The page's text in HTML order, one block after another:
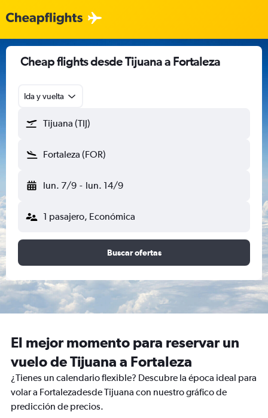
Cheap flights desde Tijuana a Fortaleza
Ida y vuelta
Tijuana (TIJ)
Fortaleza (FOR)
lun. 7/9 - lun. 14/9
1 pasajero, Económica
Buscar ofertas
El mejor momento para reservar un
vuelo de Tijuana a Fortaleza
¿Tienes un calendario flexible? Descubre la época ideal para
volar a Fortalezadesde Tijuana con nuestro gráfico de
predicción de precios.